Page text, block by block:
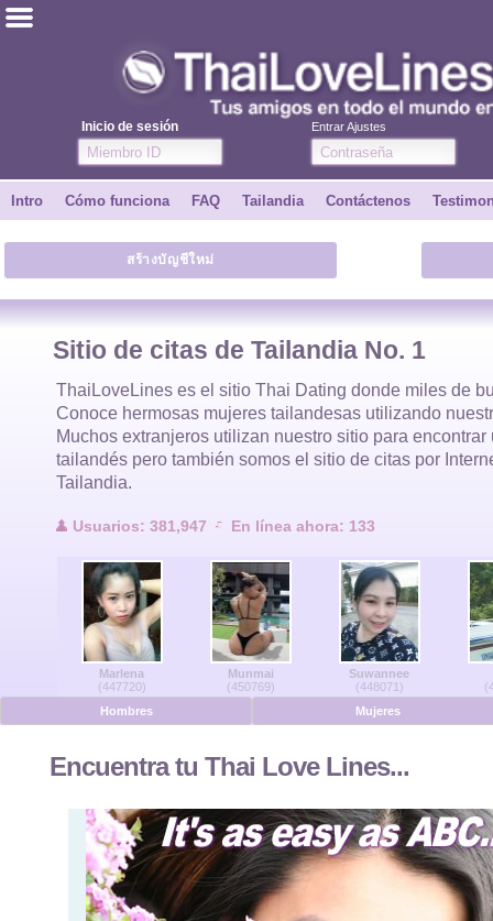
Inicio de sesión Entrar Ajustes
ไทย
Testimonios
Dile a un amigo
Intro
Contáctenos
Hombres en línea
Mujeres en línea
Español
Intro Cómo funciona FAQ Tailandia Contáctenos
สร้างบัญชีใหม่
Sitio de citas de Tailandia No. 1
ThaiLoveLines es el sitio Thai Dating donde miles de
Conoce hermosas mujeres tailandesas utilizando
Muchos extranjeros utilizan nuestro sitio para
tailandés pero también somos el sitio de citas por
Tailandia.
Usuarios: 381,947 En línea ahora: 133
Marlena
(447720)
Munmai
(450769)
Suwannee
(448071)
Hombres
Mujeres
Encuentra tu Thai Love Lines...